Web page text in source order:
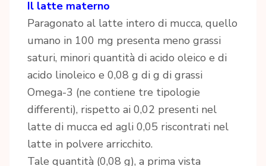
Il latte materno
Paragonato al latte intero di mucca, quello
umano in 100 mg presenta meno grassi
saturi, minori quantità di acido oleico e di
acido linoleico e 0,08 g di g di grassi
Omega-3 (ne contiene tre tipologie
differenti), rispetto ai 0,02 presenti nel
latte di mucca ed agli 0,05 riscontrati nel
latte in polvere arricchito.
Tale quantità (0,08 g), a prima vista